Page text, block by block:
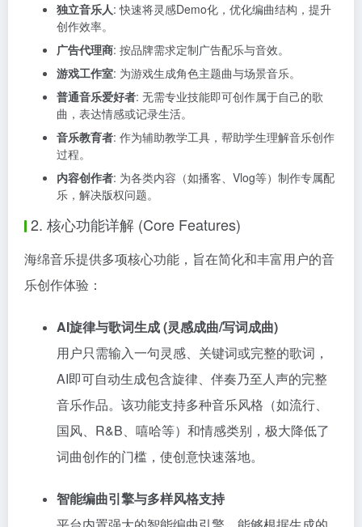
独立音乐人: 快速将灵感Demo化，优化编曲结构，提升
创作效率。
广告代理商: 按品牌需求定制广告配乐与音效。
游戏工作室: 为游戏生成角色主题曲与场景音乐。
普通音乐爱好者: 无需专业技能即可创作属于自己的歌
曲，表达情感或记录生活。
音乐教育者: 作为辅助教学工具，帮助学生理解音乐创作
过程。
内容创作者: 为各类内容（如播客、Vlog等）制作专属配
乐，解决版权问题。
2. 核心功能详解 (Core Features)
海绵音乐提供多项核心功能，旨在简化和丰富用户的音
乐创作体验：
AI旋律与歌词生成 (灵感成曲/写词成曲)
用户只需输入一句灵感、关键词或完整的歌词，
AI即可自动生成包含旋律、伴奏乃至人声的完整
音乐作品。该功能支持多种音乐风格（如流行、
国风、R&B、嘻哈等）和情感类别，极大降低了
词曲创作的门槛，使创意快速落地。
智能编曲引擎与多样风格支持